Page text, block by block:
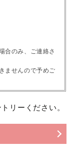
合のみ、ご連絡さ
ませんので予めご
リーください。